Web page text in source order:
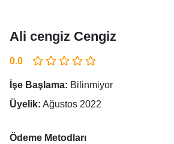
Ali cengiz Cengiz
0.0
İşe Başlama: Bilinmiyor
Üyelik: Ağustos 2022
Ödeme Metodları